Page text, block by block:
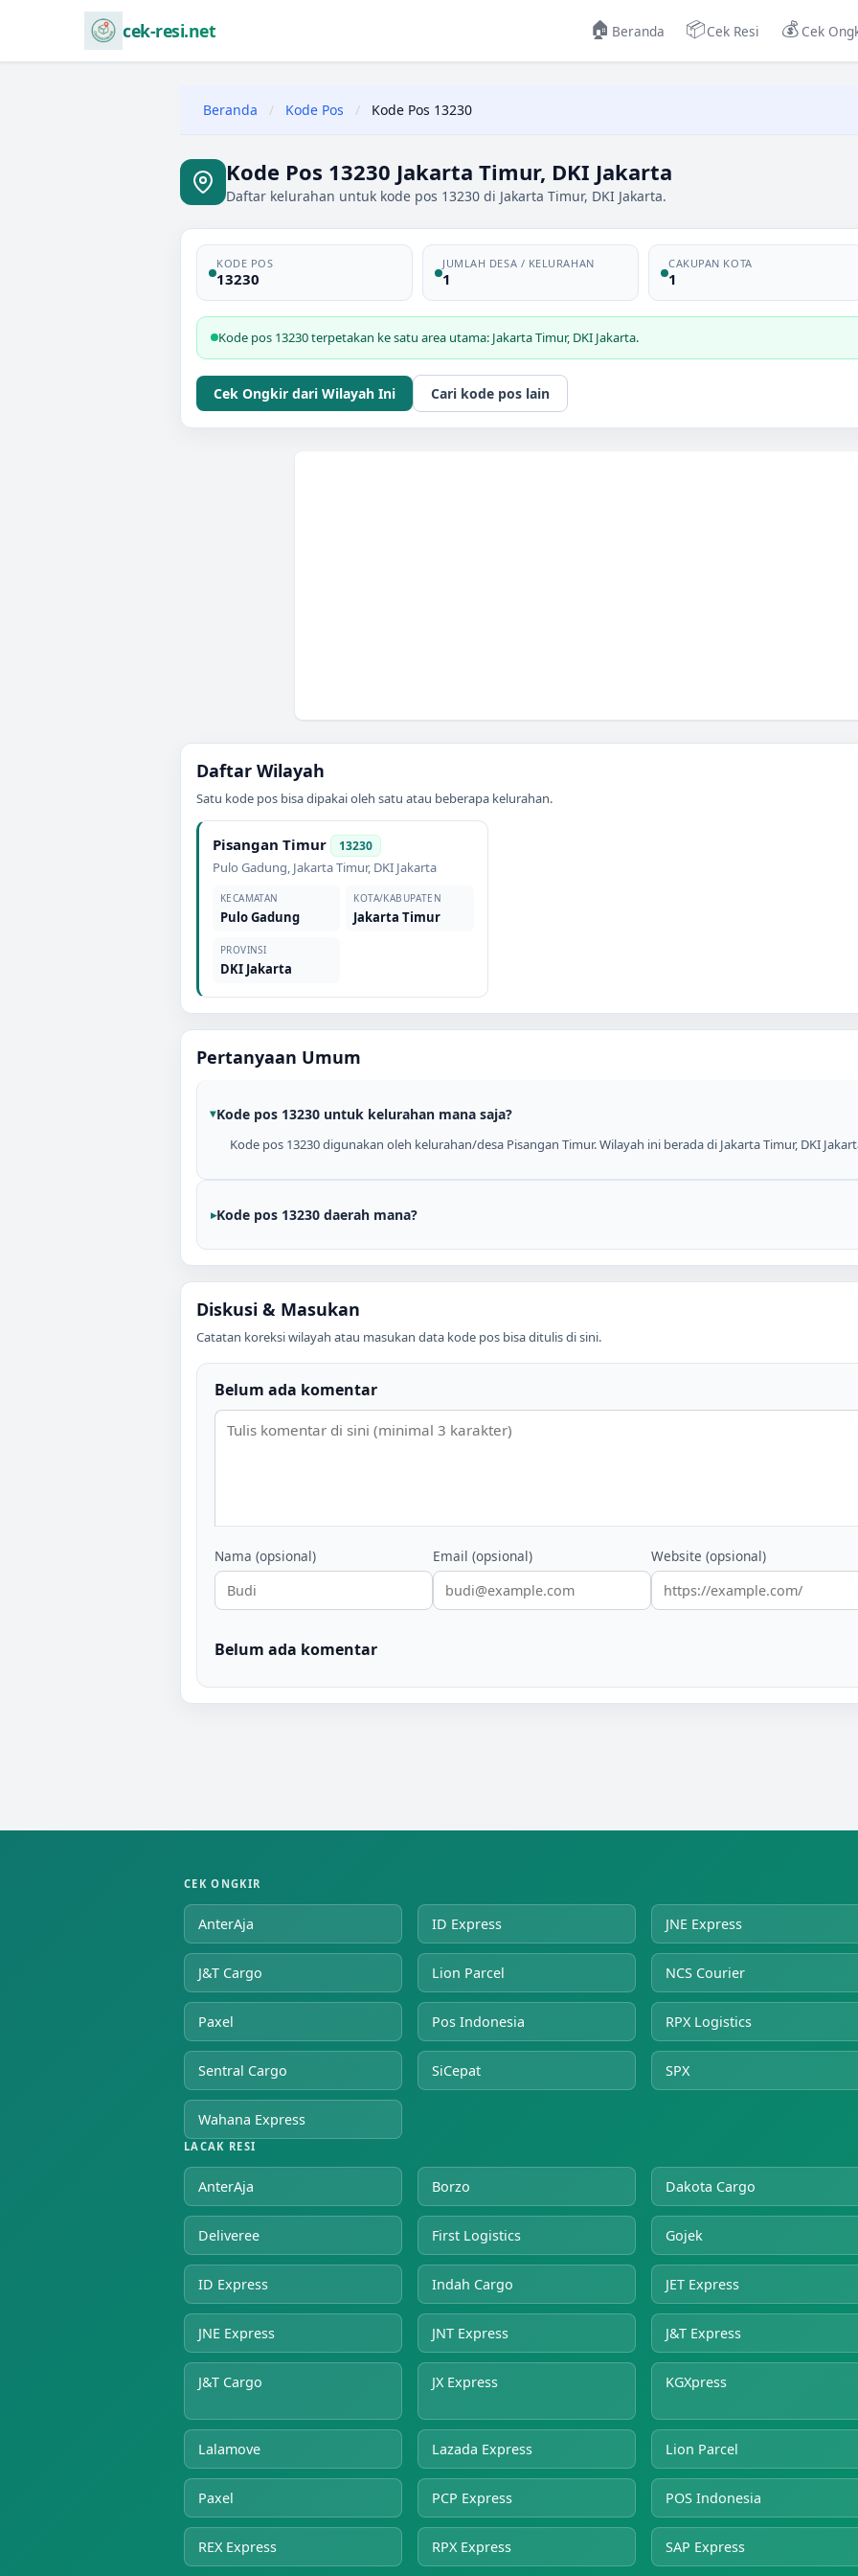
cek-resi.net 🏠 Beranda 📦Cek Resi 💰 Cek
Beranda / Kode Pos / Kode Pos 13230
Kode Pos 13230 Jakarta Timur, DKI Jakarta
Daftar kelurahan untuk kode pos 13230 di Jakarta Timur, DKI Jakarta.
KODE POS
13230
JUMLAH DESA / KELURAHAN
1
CAKUPAN KOTA
1
Kode pos 13230 terpetakan ke satu area utama: Jakarta Timur, DKI Jakarta.
Cek Ongkir dari Wilayah Ini Cari kode pos lain
Daftar Wilayah
Satu kode pos bisa dipakai oleh satu atau beberapa kelurahan.
Pisangan Timur 13230
Pulo Gadung, Jakarta Timur, DKI Jakarta
KECAMATAN
Pulo Gadung
KOTA/KABUPATEN
Jakarta Timur
PROVINSI
DKI Jakarta
Pertanyaan Umum
Kode pos 13230 untuk kelurahan mana saja?
Kode pos 13230 digunakan oleh kelurahan/desa Pisangan Timur. Wilayah ini berada di Jakarta Timur, DKI
Kode pos 13230 daerah mana?
Diskusi & Masukan
Catatan koreksi wilayah atau masukan data kode pos bisa ditulis di sini.
Belum ada komentar
Nama (opsional) Email (opsional) Website (opsional)
Belum ada komentar
CEK ONGKIR
AnterAja ID Express JNE Express
J&T Cargo Lion Parcel NCS Courier
Paxel Pos Indonesia RPX Logistics
Sentral Cargo SiCepat SPX
Wahana Express
LACAK RESI
AnterAja Borzo Dakota Cargo
Deliveree First Logistics Gojek
ID Express Indah Cargo JET Express
JNE Express JNT Express J&T Express
J&T Cargo JX Express KGXpress
Lalamove Lazada Express Lion Parcel
Paxel PCP Express POS Indonesia
REX Express RPX Express SAP Express